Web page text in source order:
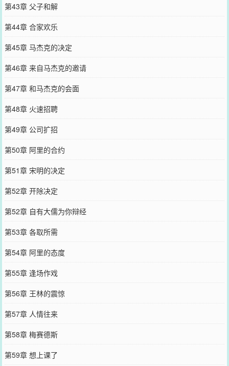
第43章 父子和解
第44章 合家欢乐
第45章 马杰克的决定
第46章 来自马杰克的邀请
第47章 和马杰克的会面
第48章 火速招聘
第49章 公司扩招
第50章 阿里的合约
第51章 宋明的决定
第52章 开除决定
第52章 自有大儒为你辩经
第53章 各取所需
第54章 阿里的态度
第55章 逢场作戏
第56章 王林的震惊
第57章 人情往来
第58章 梅赛德斯
第59章 想上课了